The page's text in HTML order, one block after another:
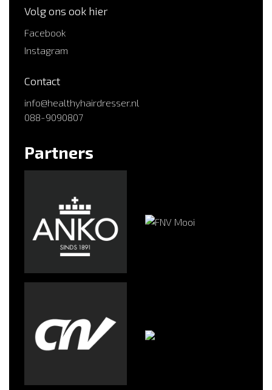
Volg ons ook hier
Facebook
Instagram
Contact
info@healthyhairdresser.nl
088-9090807
Partners